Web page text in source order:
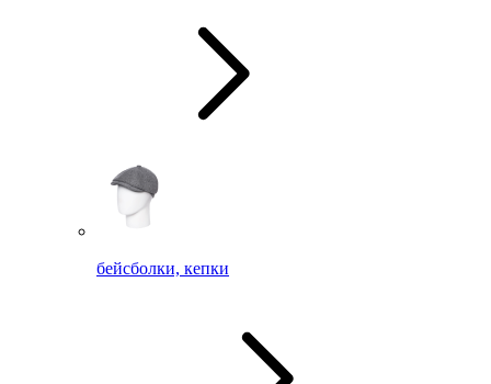
бейсболки, кепки